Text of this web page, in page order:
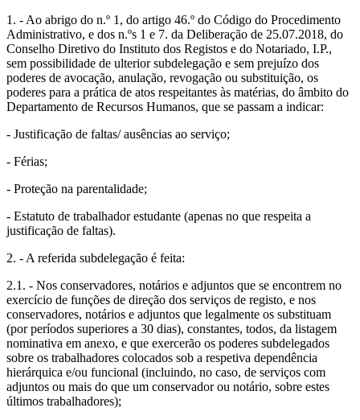
1. - Ao abrigo do n.º 1, do artigo 46.º do Código do Procedimento
Administrativo, e dos n.ºs 1 e 7. da Deliberação de 25.07.2018, do
Conselho Diretivo do Instituto dos Registos e do Notariado, I.P.,
sem possibilidade de ulterior subdelegação e sem prejuízo dos
poderes de avocação, anulação, revogação ou substituição, os
poderes para a prática de atos respeitantes às matérias, do âmbito do
Departamento de Recursos Humanos, que se passam a indicar:
- Justificação de faltas/ ausências ao serviço;
- Férias;
- Proteção na parentalidade;
- Estatuto de trabalhador estudante (apenas no que respeita a
justificação de faltas).
2. - A referida subdelegação é feita:
2.1. - Nos conservadores, notários e adjuntos que se encontrem no
exercício de funções de direção dos serviços de registo, e nos
conservadores, notários e adjuntos que legalmente os substituam
(por períodos superiores a 30 dias), constantes, todos, da listagem
nominativa em anexo, e que exercerão os poderes subdelegados
sobre os trabalhadores colocados sob a respetiva dependência
hierárquica e/ou funcional (incluindo, no caso, de serviços com
adjuntos ou mais do que um conservador ou notário, sobre estes
últimos trabalhadores);